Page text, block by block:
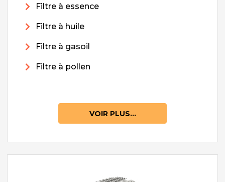
Filtre à essence
Filtre à huile
Filtre à gasoil
Filtre à pollen
VOIR PLUS...